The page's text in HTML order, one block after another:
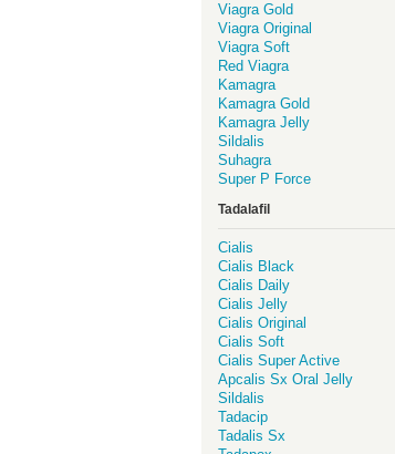
Viagra Gold
Viagra Original
Viagra Soft
Red Viagra
Kamagra
Kamagra Gold
Kamagra Jelly
Sildalis
Suhagra
Super P Force
Tadalafil
Cialis
Cialis Black
Cialis Daily
Cialis Jelly
Cialis Original
Cialis Soft
Cialis Super Active
Apcalis Sx Oral Jelly
Sildalis
Tadacip
Tadalis Sx